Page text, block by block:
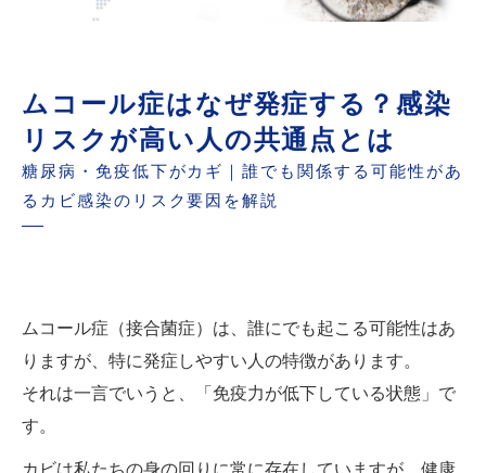
ムコール症はなぜ発症する？感染
リスクが高い人の共通点とは
糖尿病・免疫低下がカギ｜誰でも関係する可能性があ
るカビ感染のリスク要因を解説
ムコール症（接合菌症）は、誰にでも起こる可能性はあ
りますが、特に発症しやすい人の特徴があります。
それは一言でいうと、「免疫力が低下している状態」で
す。
カビは私たちの身の回りに常に存在していますが、健康